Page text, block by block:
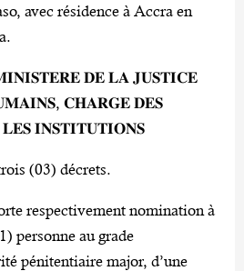
avec résidence à Accra en
𝐃𝐄 𝐋𝐀 𝐉𝐔𝐒𝐓𝐈𝐂𝐄
𝐂𝐇𝐀𝐑𝐆𝐄 𝐃𝐄𝐒
𝐈𝐍𝐒𝐓𝐈𝐓𝐔𝐓𝐈𝐎𝐍𝐒
(03) décrets.
respectivement nomination à
personne au grade
pénitentiaire major, d’une